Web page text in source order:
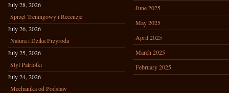
July 28, 2026
Sprzęt Treningowy i Recenzje
July 26, 2026
Natura i Dzika Przyroda
July 25, 2026
Styl Patriotki
July 24, 2026
Mechanika od Podstaw
June 2025
May 2025
April 2025
March 2025
February 2025